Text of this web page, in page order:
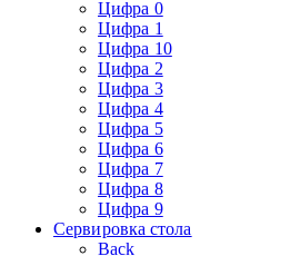
Цифра 0
Цифра 1
Цифра 10
Цифра 2
Цифра 3
Цифра 4
Цифра 5
Цифра 6
Цифра 7
Цифра 8
Цифра 9
Сервировка стола
Back